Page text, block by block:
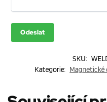
SKU:
Kategorie: Magnetické